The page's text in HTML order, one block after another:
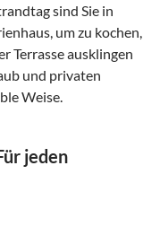
sind Sie in
um zu kochen,
Terrasse ausklingen
und privaten
Weise.
jeden